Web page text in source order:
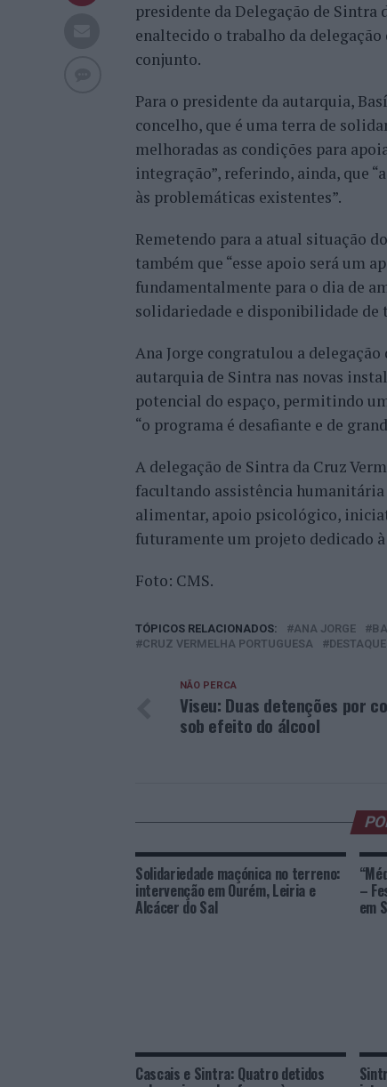
presidente da Delegação de Sintra
enaltecido o trabalho da
conjunto.
Para o presidente da autarquia,
concelho, que é uma terra de
melhoradas as condições para
integração”, referindo, ainda, que
às problemáticas existentes”.
Remetendo para a atual situação
também que “esse apoio será um
fundamentalmente para o dia de
solidariedade e disponibilidade de
Ana Jorge congratulou a
autarquia de Sintra nas novas
potencial do espaço, permitindo
“o programa é desafiante e de
A delegação de Sintra da Cruz
facultando assistência
alimentar, apoio psicológico,
futuramente um projeto dedicado
Foto: CMS.
TÓPICOS RELACIONADOS: ANA JORGE
CRUZ VERMELHA PORTUGUESA
DESTAQUE
NÃO PERCA
Viseu: Duas detenções por
sob efeito do álcool
Solidariedade maçónica no terreno:
intervenção em Ourém, Leiria e
Alcácer do Sal
–
em
Cascais e Sintra: Quatro detidos